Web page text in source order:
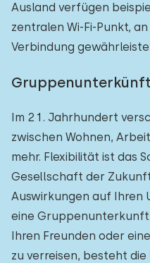
Ausland verfügen
zentralen Wi-Fi-Punkt,
Verbindung
Im 21. Jahrhundert
zwischen Wohnen,
mehr. Flexibilität ist das
Gesellschaft der
Auswirkungen auf Ihren
eine Gruppenunterkunft
Ihren Freunden oder
zu verreisen, besteht